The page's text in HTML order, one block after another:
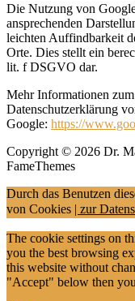
Die Nutzung von
ansprechenden
leichten Auffindbarkeit
Orte. Dies stellt ein
lit. f DSGVO dar.
Mehr Informationen
Datenschutzerklärung
Google: https://
Copyright © 2026 Dr.
FameThemes
Durch das Benutzen
von Cookies | zur
The cookie settings on
you the best browsing
this website without
"Accept" below then